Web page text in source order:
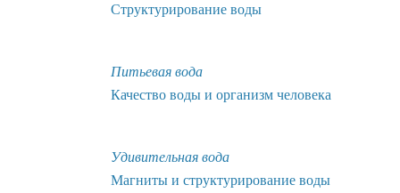
Структурирование воды
Питьевая вода
Качество воды и организм человека
Удивительная вода
Магниты и структурирование воды